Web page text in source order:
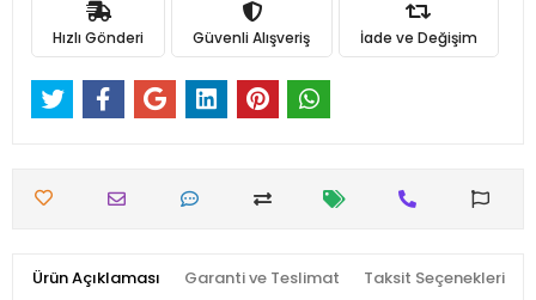
Hızlı Gönderi Güvenli Alışveriş İade ve Değişim
Ürün Açıklaması Garanti ve Teslimat Taksit Seçenekleri